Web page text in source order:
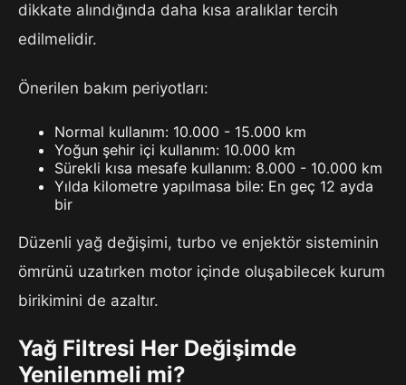
dikkate alındığında daha kısa aralıklar tercih
edilmelidir.
Önerilen bakım periyotları:
Normal kullanım: 10.000 - 15.000 km
Yoğun şehir içi kullanım: 10.000 km
Sürekli kısa mesafe kullanım: 8.000 - 10.000 km
Yılda kilometre yapılmasa bile: En geç 12 ayda
bir
Düzenli yağ değişimi, turbo ve enjektör sisteminin
ömrünü uzatırken motor içinde oluşabilecek kurum
birikimini de azaltır.
Yağ Filtresi Her Değişimde
Yenilenmeli mi?